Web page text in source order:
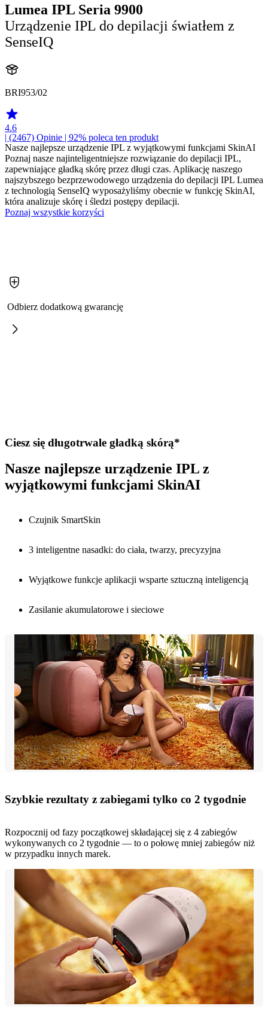
Lumea IPL Seria 9900
Urządzenie IPL do depilacji światłem z
SenseIQ
BRI953/02
4.6
| (2467) Opinie | 92% poleca ten produkt
Nasze najlepsze urządzenie IPL z wyjątkowymi funkcjami SkinAI
Poznaj nasze najinteligentniejsze rozwiązanie do depilacji IPL,
zapewniające gładką skórę przez długi czas. Aplikację naszego
najszybszego bezprzewodowego urządzenia do depilacji IPL Lumea
z technologią SenseIQ wyposażyliśmy obecnie w funkcję SkinAI,
która analizuje skórę i śledzi postępy depilacji.
Poznaj wszystkie korzyści
Odbierz dodatkową gwarancję
Ciesz się długotrwale gładką skórą*
Nasze najlepsze urządzenie IPL z
wyjątkowymi funkcjami SkinAI
Czujnik SmartSkin
3 inteligentne nasadki: do ciała, twarzy, precyzyjna
Wyjątkowe funkcje aplikacji wsparte sztuczną inteligencją
Zasilanie akumulatorowe i sieciowe
Szybkie rezultaty z zabiegami tylko co 2 tygodnie
Rozpocznij od fazy początkowej składającej się z 4 zabiegów
wykonywanych co 2 tygodnie — to o połowę mniej zabiegów niż
w przypadku innych marek.